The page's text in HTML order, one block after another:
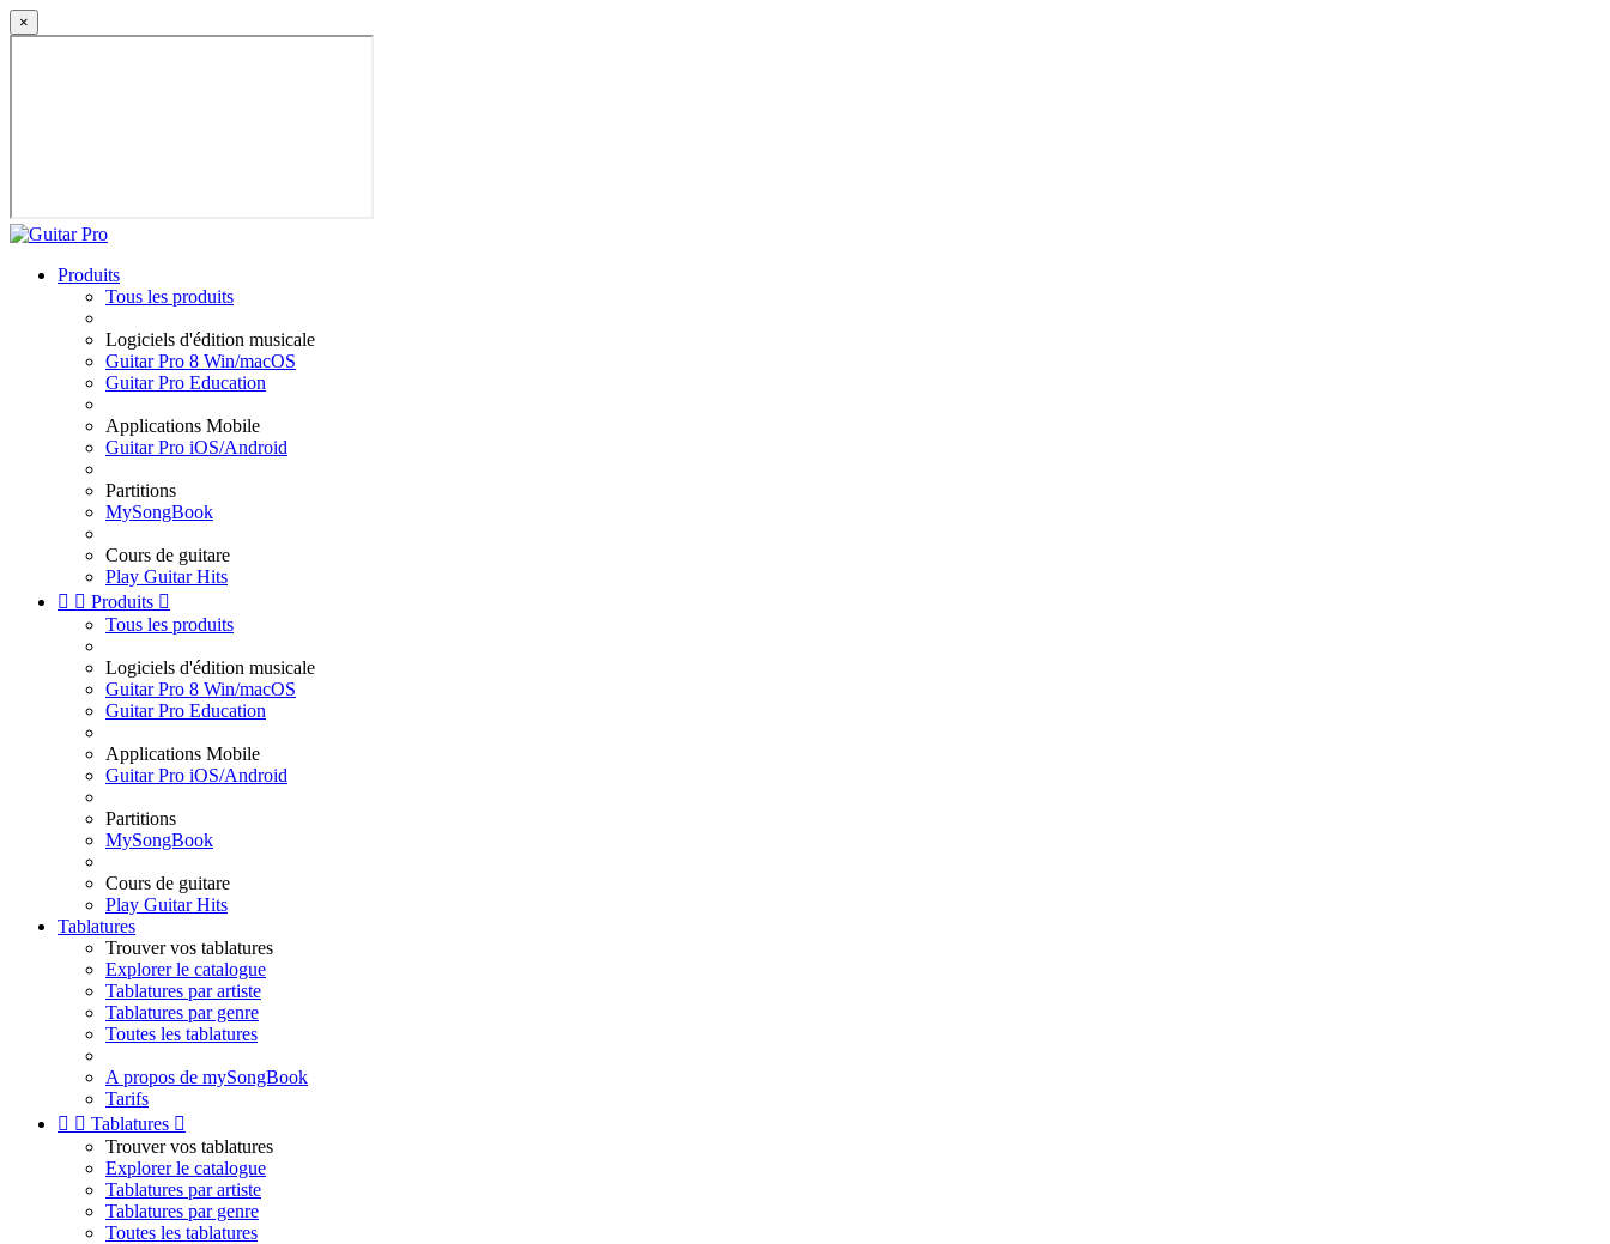
×
Produits
Tous les produits
Logiciels d'édition musicale
Guitar Pro 8 Win/macOS
Guitar Pro Education
Applications Mobile
Guitar Pro iOS/Android
Partitions
MySongBook
Cours de guitare
Play Guitar Hits
  Produits 
Tous les produits
Logiciels d'édition musicale
Guitar Pro 8 Win/macOS
Guitar Pro Education
Applications Mobile
Guitar Pro iOS/Android
Partitions
MySongBook
Cours de guitare
Play Guitar Hits
Tablatures
Trouver vos tablatures
Explorer le catalogue
Tablatures par artiste
Tablatures par genre
Toutes les tablatures
A propos de mySongBook
Tarifs
  Tablatures 
Trouver vos tablatures
Explorer le catalogue
Tablatures par artiste
Tablatures par genre
Toutes les tablatures